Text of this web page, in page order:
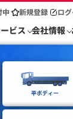
中 新規登録 ロ
ビス 会社情報